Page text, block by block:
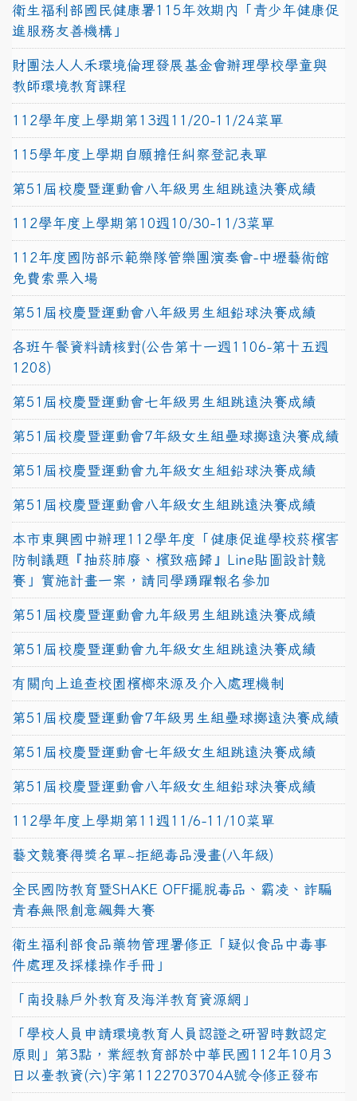
衛生福利部國民健康署115年效期內「青少年健康促
進服務友善機構」
財團法人人禾環境倫理發展基金會辦理學校學童與
教師環境教育課程
112學年度上學期第13週11/20-11/24菜單
115學年度上學期自願擔任糾察登記表單
第51屆校慶暨運動會八年級男生組跳遠決賽成績
112學年度上學期第10週10/30-11/3菜單
112年度國防部示範樂隊管樂團演奏會-中壢藝術館
免費索票入場
第51屆校慶暨運動會八年級男生組鉛球決賽成績
各班午餐資料請核對(公告第十一週1106-第十五週
1208)
第51屆校慶暨運動會七年級男生組跳遠決賽成績
第51屆校慶暨運動會7年級女生組壘球擲遠決賽成績
第51屆校慶暨運動會九年級女生組鉛球決賽成績
第51屆校慶暨運動會八年級女生組跳遠決賽成績
本市東興國中辦理112學年度「健康促進學校菸檳害
防制議題『抽菸肺廢、檳致癌歸』Line貼圖設計競
賽」實施計畫一案，請同學踴躍報名參加
第51屆校慶暨運動會九年級男生組跳遠決賽成績
第51屆校慶暨運動會九年級女生組跳遠決賽成績
有關向上追查校園檳榔來源及介入處理機制
第51屆校慶暨運動會7年級男生組壘球擲遠決賽成績
第51屆校慶暨運動會七年級女生組跳遠決賽成績
第51屆校慶暨運動會八年級女生組鉛球決賽成績
112學年度上學期第11週11/6-11/10菜單
藝文競賽得獎名單~拒絕毒品漫畫(八年級)
全民國防教育暨SHAKE OFF擺脫毒品、霸凌、詐騙
青春無限創意飆舞大賽
衛生福利部食品藥物管理署修正「疑似食品中毒事
件處理及採樣操作手冊」
「南投縣戶外教育及海洋教育資源網」
「學校人員申請環境教育人員認證之研習時數認定
原則」第3點，業經教育部於中華民國112年10月3
日以臺教資(六)字第1122703704A號令修正發布